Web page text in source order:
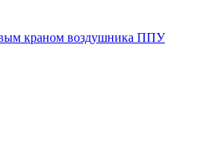
краном воздушника ППУ